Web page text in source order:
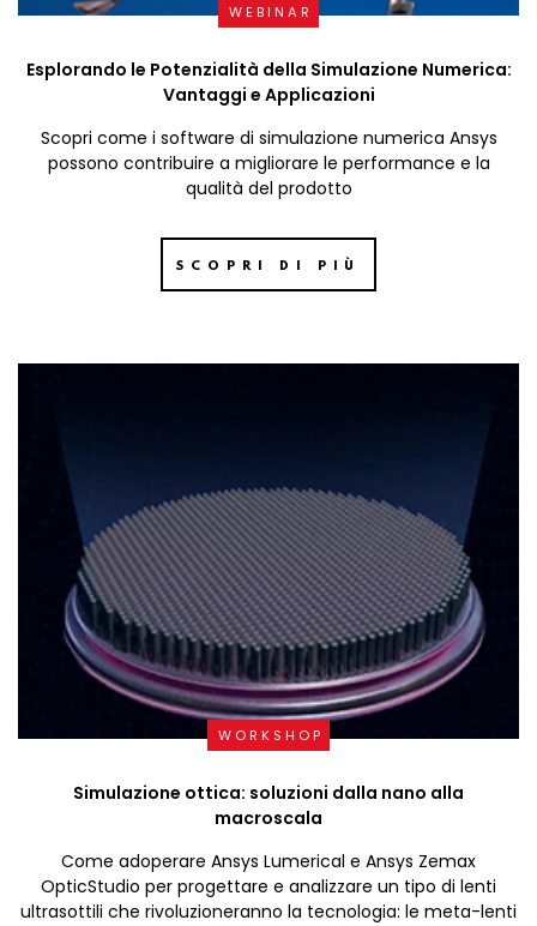
WEBINAR
Esplorando le Potenzialità della Simulazione Numerica:
Vantaggi e Applicazioni
Scopri come i software di simulazione numerica Ansys
possono contribuire a migliorare le performance e la
qualità del prodotto
SCOPRI DI PIÙ
WORKSHOP
Simulazione ottica: soluzioni dalla nano alla
macroscala
Come adoperare Ansys Lumerical e Ansys Zemax
OpticStudio per progettare e analizzare un tipo di lenti
ultrasottili che rivoluzioneranno la tecnologia: le meta-lenti